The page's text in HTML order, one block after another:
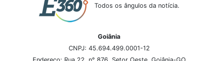
Todos os ângulos da notícia.
Goiânia
CNPJ: 45.694.499.0001-12